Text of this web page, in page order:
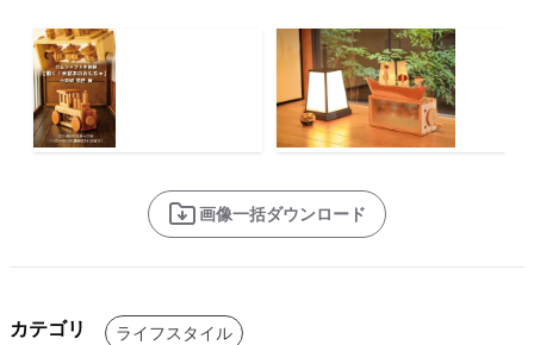
画像一括ダウンロード
カテゴリ ライフスタイル